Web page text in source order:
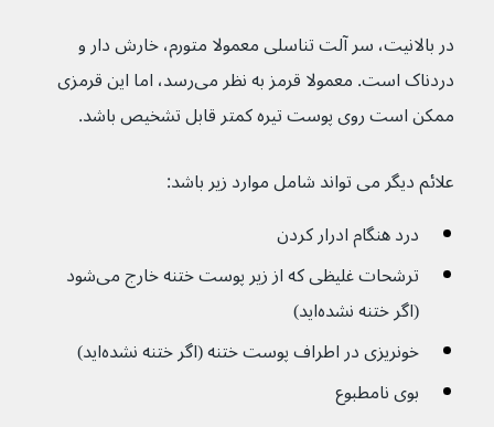
در بالانیت، سر آلت تناسلی معمولا متورم، خارش دار و
دردناک است. معمولا قرمز به نظر می‌رسد، اما این قرمزی
ممکن است روی پوست تیره کمتر قابل تشخیص باشد.
علائم دیگر می تواند شامل موارد زیر باشد:
درد هنگام ادرار کردن
ترشحات غلیظی که از زیر پوست ختنه خارج می‌شود
(اگر ختنه نشده‌اید)
خونریزی در اطراف پوست ختنه (اگر ختنه نشده‌اید)
بوی نامطبوع